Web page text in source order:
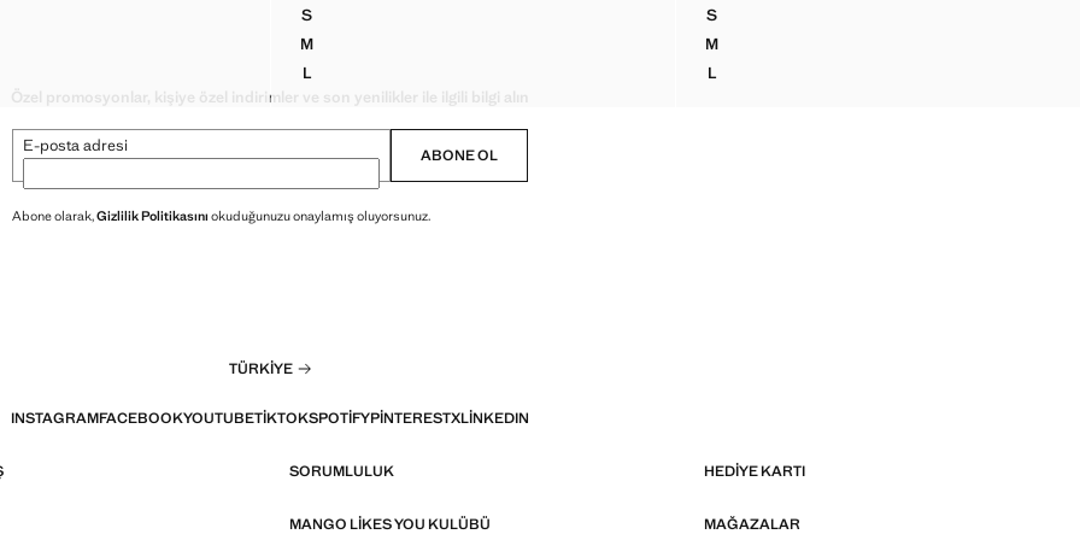
BLUZ
BLUZ
BLUZ
SCUT OUT DETAYLI BÜZGÜLÜ BLUZ
MCUT OUT DETAYLI BÜZGÜLÜ BLUZ
LCUT OUT DETAYLI BÜZGÜLÜ BLUZ
SİŞLEMELI BÜZGÜLÜ BLUZ
MİŞLEMELI BÜZGÜLÜ BLUZ
LİŞLEMELI BÜZGÜLÜ BLUZ
Özel promosyonlar, kişiye özel indirimler ve son yenilikler ile ilgili bilgi alın
E-posta adresi ABONE OL
Abone olarak,Gizlilik Politikasını okuduğunuzu onaylamış oluyorsunuz.
TÜRKIYE
INSTAGRAMFACEBOOKYOUTUBETIKTOKSPOTIFYPINTERESTXLINKEDIN
SORUMLULUK HEDIYE KARTI
MANGO LIKES YOU KULÜBÜ MAĞAZALAR